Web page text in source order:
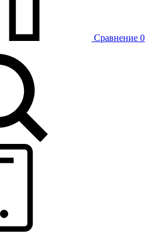
Сравнение 0